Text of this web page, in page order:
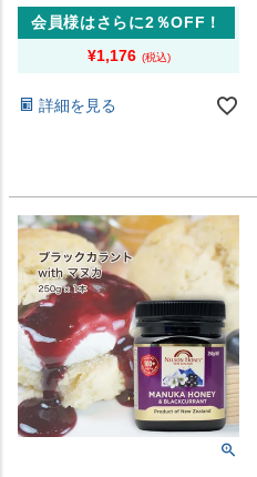
会員様はさらに2％OFF！
¥1,176
詳細を見る